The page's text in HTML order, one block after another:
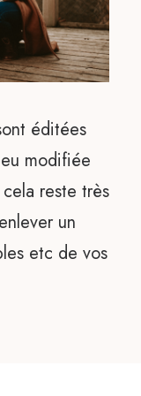
éditées
modifiée
reste très
un
etc de vos